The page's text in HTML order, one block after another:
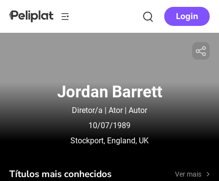
Login
Jordan Barrett
Diretor/a | Ator | Autor
10/07/1989
Stockport, England, UK
Títulos mais conhecidos Ver mais